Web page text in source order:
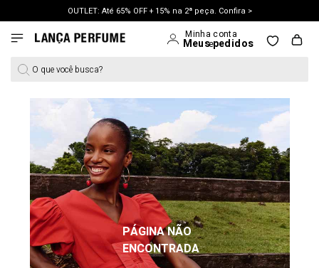
OUTLET: Até 65% OFF + 15% na 2ª peça. Confira >
LANÇAMENTO PRIMAVERA 27. Clique e aproveite.
O que você busca?
PÁGINA NÃO
ENCONTRADA